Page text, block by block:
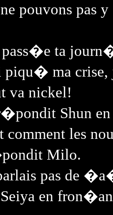
pouvons pas
pass�e ta
piqu� ma
va nickel!
Shun
les
Milo.
pas de
en